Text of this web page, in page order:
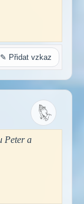
✎ Přidat vzkaz
Peter a